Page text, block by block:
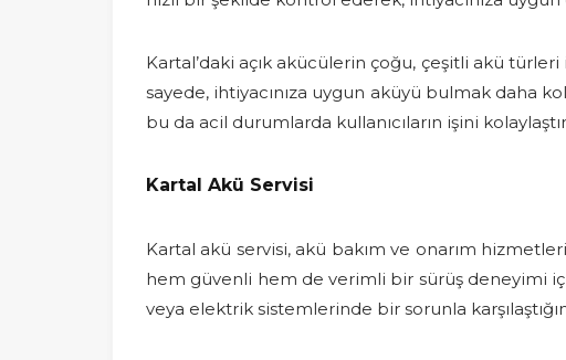
Kartal’daki açık akücülerin çoğu, çeşitli akü
sayede, ihtiyacınıza uygun aküyü bulmak daha
bu da acil durumlarda kullanıcıların işini
Kartal Akü Servisi
Kartal akü servisi, akü bakım ve onarım
hem güvenli hem de verimli bir sürüş deneyimi
veya elektrik sistemlerinde bir sorunla